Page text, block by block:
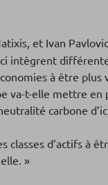
et Ivan
ci intègrent
à être plus
va-t-elle mettre
carbone
d’actifs à
»